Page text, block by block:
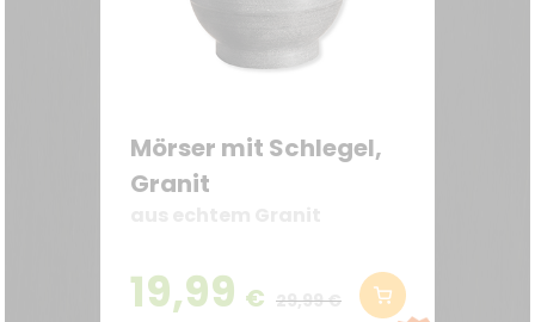
Mörser mit Schlegel,
Granit
19,99 € 29,99 €